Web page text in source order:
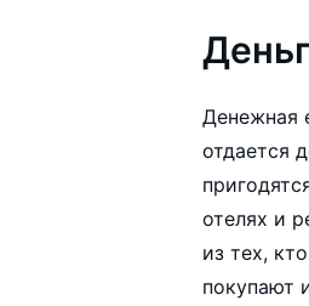
Денежная
отдается
отелях и
из тех,
покупают